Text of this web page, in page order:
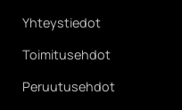
Yhteystiedot
Toimitusehdot
Peruutusehdot